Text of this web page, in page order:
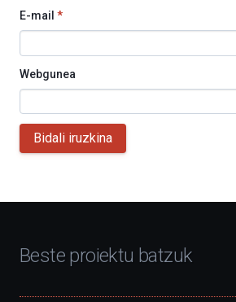
E-mail *
Webgunea
Bidali iruzkina
Beste proiektu batzuk